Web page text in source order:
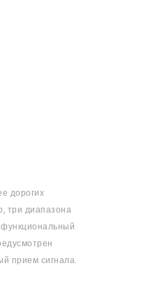
дорогих
три диапазона
прием сигнала.